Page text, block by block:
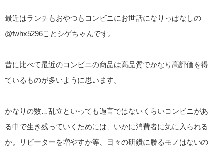
最近はランチもおやつもコンビニにお世話になりっぱなしの
@fwhx5296ことシゲちゃんです。
昔に比べて最近のコンビニの商品は高品質でかなり高評価を得
ているものが多いように思います。
かなりの数…乱立といっても過言ではないくらいコンビニがあ
る中で生き残っていくためには、いかに消費者に気に入られる
か。リピーターを増やすか等、日々の研鑽に勝るモノはないの